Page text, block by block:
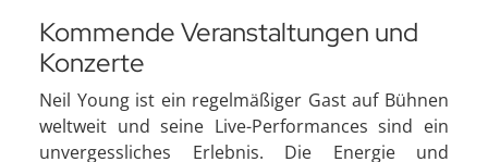
Kommende Veranstaltungen und
Konzerte
Neil Young ist ein regelmäßiger Gast auf Bühnen
weltweit und seine Live-Performances sind ein
unvergessliches Erlebnis. Die Energie und